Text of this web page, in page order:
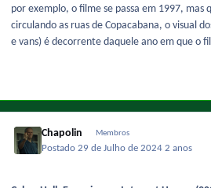
por exemplo, o filme se passa em 1997, mas
circulando as ruas de Copacabana, o visual
e vans) é decorrente daquele ano em que o
Chapolin Membros
Postado29 de Julho de 20242 anos